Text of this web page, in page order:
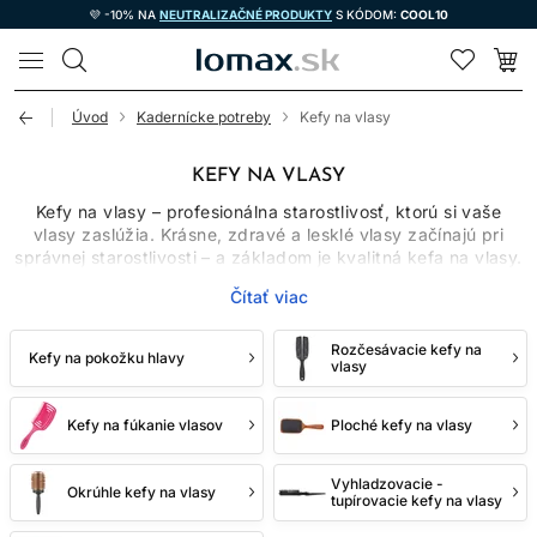
💜 -10% NA NEUTRALIZAČNÉ PRODUKTY S KÓDOM: COOL10
LOMAX
Úvod Kadernícke potreby Kefy na vlasy
KEFY NA VLASY
Kefy na vlasy – profesionálna starostlivosť, ktorú si vaše
vlasy zaslúžia. Krásne, zdravé a lesklé vlasy začínajú pri
správnej starostlivosti – a základom je kvalitná kefa na vlasy.
predĺžené vlasy – výber vhodnej kefy výrazne ovplyvní
nielen vzhľad účesu, ale aj celkovú kondíciu vlasov a
pokožky hlavy. V našej ponuke nájdete profesionálne a
overené kefy na vlasy, ktoré používajú aj kaderníci v
špičkových salónoch.
KEFA NA VLASY PRE
KAŽDÝ TYP VLASOV A
ÚČESU
Čítať viac
Kefy na pokožku hlavy
Rozčesávacie kefy na
vlasy
Kefy na fúkanie vlasov Ploché kefy na vlasy
Okrúhle kefy na vlasy
Vyhladzovacie -
tupírovacie kefy na vlasy